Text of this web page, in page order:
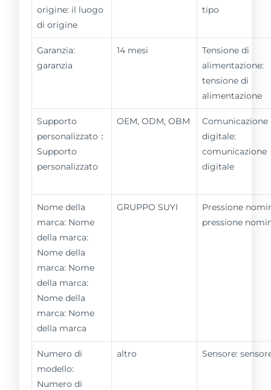
origine: il luogo
di origine
tipo
Garanzia:
garanzia
14 mesi
Tensione di
alimentazione:
tensione di
alimentazione
Supporto
personalizzato：
Supporto
personalizzato
OEM, ODM, OBM
Comunicazione
digitale:
comunicazione
digitale
Nome della
marca: Nome
della marca:
Nome della
marca: Nome
della marca:
Nome della
marca: Nome
della marca
GRUPPO SUYI
Pressione
pressione
Numero di
modello:
Numero di
altro Sensore: